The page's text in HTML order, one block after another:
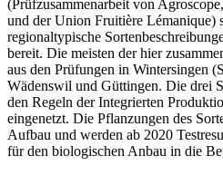
(Prüfzusammenarbeit von
und der Union Fruitière Lémanique)
regionaltypische
bereit. Die meisten der hier
aus den Prüfungen in Wintersingen
Wädenswil und Güttingen. Die drei
den Regeln der Integrierten
eingenetzt. Die Pflanzungen des
Aufbau und werden ab 2020
für den biologischen Anbau in die